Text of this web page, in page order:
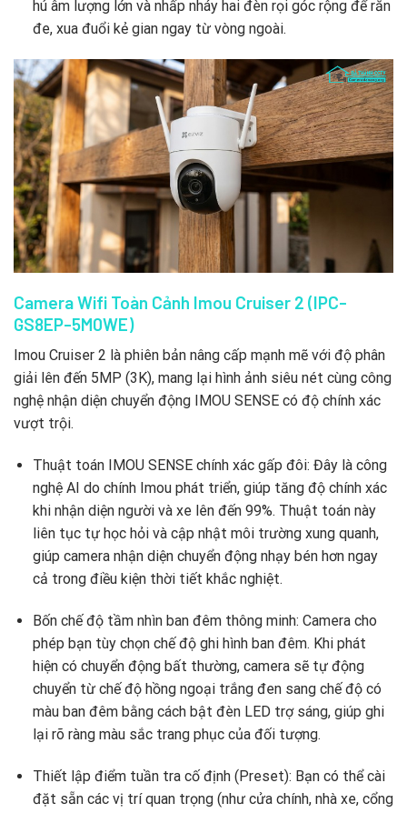
hú âm lượng lớn và nhấp nháy hai đèn rọi góc rộng để răn
đe,xua đuổi kẻ gian ngay từ vòng ngoài.
Camera Wifi Toàn Cảnh Imou Cruiser 2 (IPC-
GS8EP-5M0WE)
Imou Cruiser 2 là phiên bản nâng cấp mạnh mẽ với độ phân
giải lên đến 5MP (3K), mang lại hình ảnh siêu nét cùng công
nghệ nhận diện chuyển động IMOU SENSE có độ chính xác
vượt trội.
Thuật toán IMOU SENSE chính xác gấp đôi: Đây là công
nghệ AI do chính Imou phát triển,giúp tăng độ chính xác
khi nhận diện người và xe lên đến 99%. Thuật toán này
liên tục tự học hỏi và cập nhật môi trường xung quanh,
giúp camera nhận diện chuyển động nhạy bén hơn ngay
cả trong điều kiện thời tiết khắc nghiệt.
Bốn chế độ tầm nhìn ban đêm thông minh: Camera cho
phép bạn tùy chọn chế độ ghi hình ban đêm. Khi phát
hiện có chuyển động bất thường,camera sẽ tự động
chuyển từ chế độ hồng ngoại trắng đen sang chế độ có
màu ban đêm bằng cách bật đèn LED trợ sáng,giúp ghi
lại rõ ràng màu sắc trang phục của đối tượng.
Thiết lập điểm tuần tra cố định (Preset): Bạn có thể cài
đặt sẵn các vị trí quan trọng (như cửa chính,nhà xe,cổng